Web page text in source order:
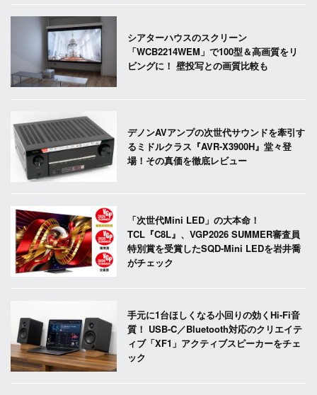
シアターハウスのスクリーン
「WCB2214WEM」で100型＆高画質をリ
ビングに！ 壁投写との画質比較も
デノンAVアンプの次世代サウンドを牽引す
るミドルクラス『AVR-X3900H』堂々登
場！その真価を徹底レビュー
「次世代Mini LED」の大本命！
TCL『C8L』、VGP2026 SUMMER審査員
特別賞を受賞したSQD-Mini LEDを岩井喬
がチェック
手元に1台ほしくなる小回りの効くHi-Fi音
質！ USB-C／Bluetooth対応のクリエイテ
ィブ「XF1」アクティブスピーカーをチェ
ック